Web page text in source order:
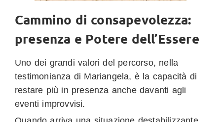
Cammino di consapevolezza:
presenza e Potere dell’Essere
Uno dei grandi valori del percorso, nella
testimonianza di Mariangela, è la capacità di
restare più in presenza anche davanti agli
eventi improvvisi.